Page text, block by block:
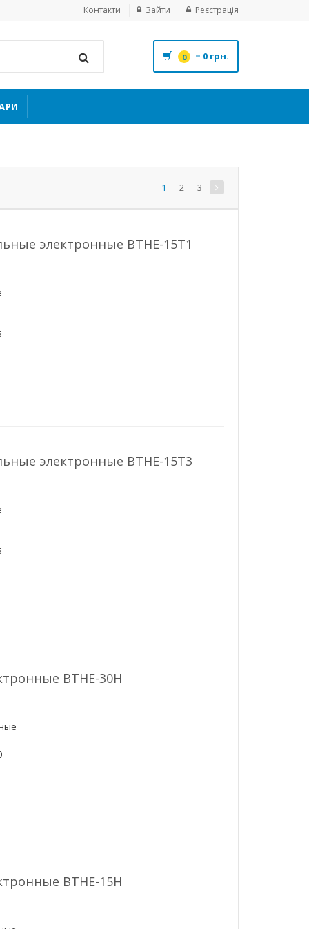
Контакти Зайти Реєстрація
0 = 0 грн.
1 2 3
электронные ВТНЕ-15Т1
электронные ВТНЕ-15Т3
ВТНЕ-30Н
ВТНЕ-15Н